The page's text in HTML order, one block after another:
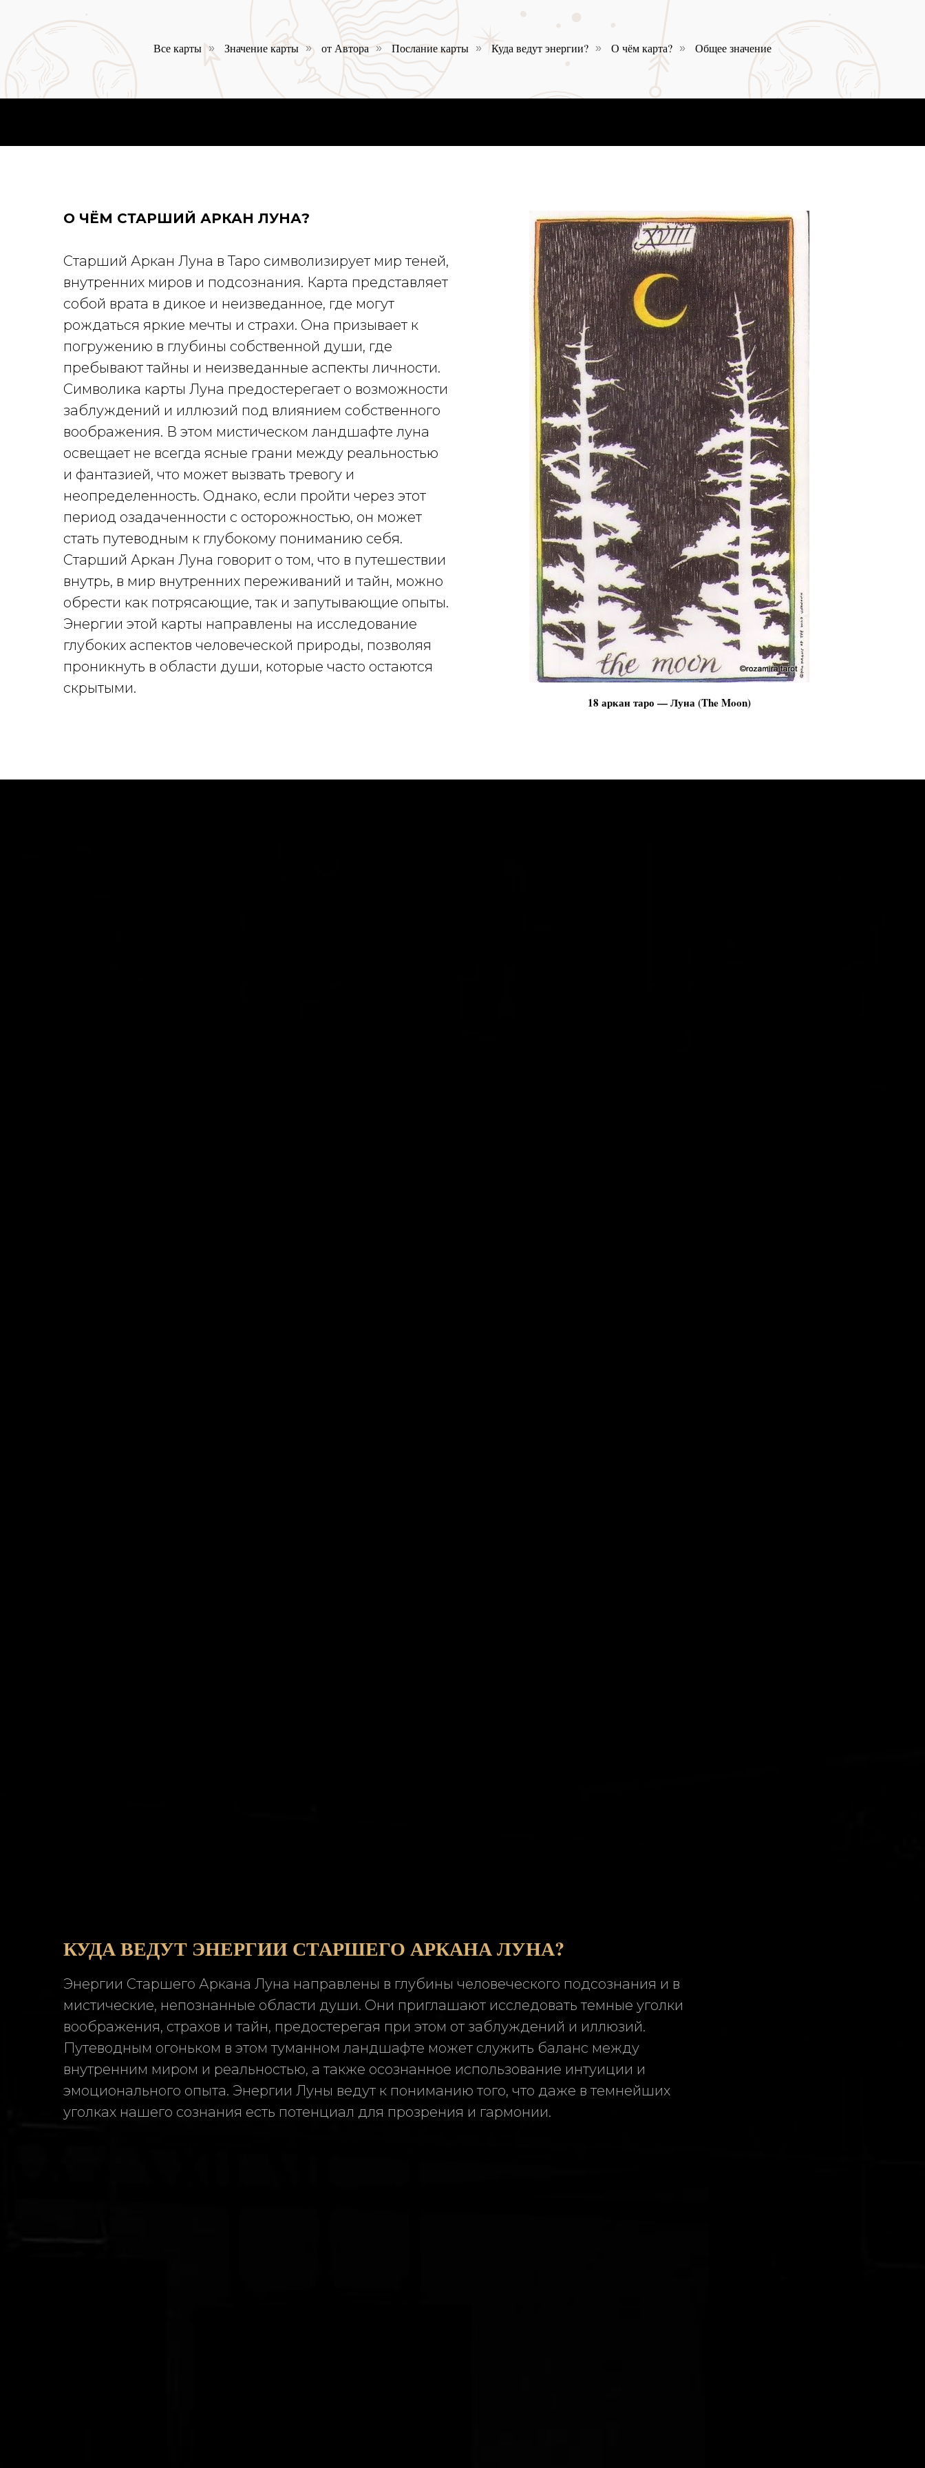
Все карты » Значение карты » от Автора » Послание карты » Куда ведут энергии? » О чём карта? » Общее значение
О ЧЁМ СТАРШИЙ АРКАН ЛУНА?
Старший Аркан Луна в Таро символизирует мир теней,
внутренних миров и подсознания. Карта представляет
собой врата в дикое и неизведанное, где могут
рождаться яркие мечты и страхи. Она призывает к
погружению в глубины собственной души, где
пребывают тайны и неизведанные аспекты личности.
Символика карты Луна предостерегает о возможности
заблуждений и иллюзий под влиянием собственного
воображения. В этом мистическом ландшафте луна
освещает не всегда ясные грани между реальностью
и фантазией, что может вызвать тревогу и
неопределенность. Однако, если пройти через этот
период озадаченности с осторожностью, он может
стать путеводным к глубокому пониманию себя.
Старший Аркан Луна говорит о том, что в путешествии
внутрь, в мир внутренних переживаний и тайн, можно
обрести как потрясающие, так и запутывающие опыты.
Энергии этой карты направлены на исследование
глубоких аспектов человеческой природы, позволяя
проникнуть в области души, которые часто остаются
скрытыми.
18 аркан таро — Луна (The Moon)
КУДА ВЕДУТ ЭНЕРГИИ СТАРШЕГО АРКАНА ЛУНА?
Энергии Старшего Аркана Луна направлены в глубины человеческого подсознания и в
мистические, непознанные области души. Они приглашают исследовать темные уголки
воображения, страхов и тайн, предостерегая при этом от заблуждений и иллюзий.
Путеводным огоньком в этом туманном ландшафте может служить баланс между
внутренним миром и реальностью, а также осознанное использование интуиции и
эмоционального опыта. Энергии Луны ведут к пониманию того, что даже в темнейших
уголках нашего сознания есть потенциал для прозрения и гармонии.